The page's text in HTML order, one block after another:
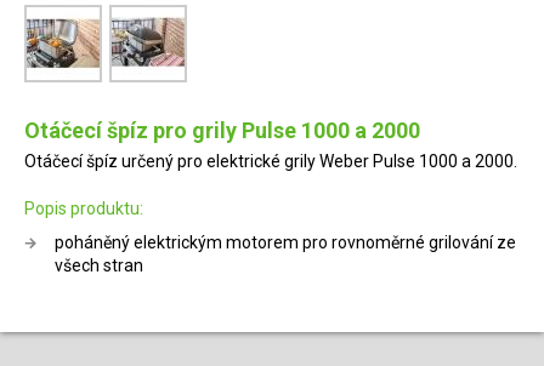
Otáčecí špíz pro grily Pulse 1000 a 2000
Otáčecí špíz určený pro elektrické grily Weber Pulse 1000 a 2000.
Popis produktu:
poháněný elektrickým motorem pro rovnoměrné grilování ze
všech stran